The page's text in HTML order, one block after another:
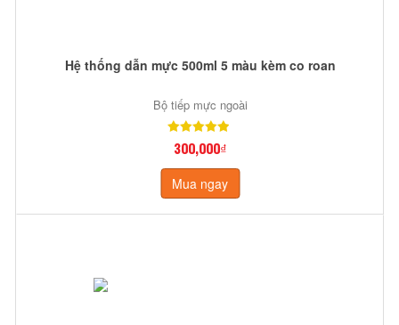
Hệ thống dẫn mực 500ml 5 màu kèm co roan
Bộ tiếp mực ngoài
300,000₫
Mua ngay